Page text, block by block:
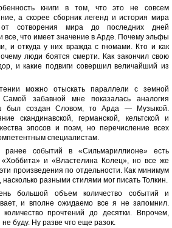
книги в том, что это не совсем
а скорее сборник легенд и история мира
сотворения мира до последних дней
все, что имеет значение в Арде. Почему эльфы
и откуда у них вражда с гномами. Кто и как
люди боятся смерти. Как закончил свою
и какие подвиги совершил величайший из
можно отыскать параллели с земной
забавной мне показалась аналогия
был создан Словом, то Арда — Музыкой.
скандинавской, германской, кельтской и
эпосов и поэм, но перечисление всех
специалистам.
ранее событий в «Сильмариллионе» есть
«Хоббита» и «Властелина Колец», но все же
произведения по отдельности. Как минимум
разными стилями мог писать Толкин.
большой объем количество событий и
и вполне ожидаемо все я не запомнил.
прочтений до десятки. Впрочем,
не буду. Ну разве что еще разок.